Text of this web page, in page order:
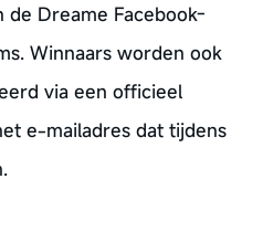
de Dreame Facebook-
Winnaars worden ook
via een officieel
e-mailadres dat tijdens